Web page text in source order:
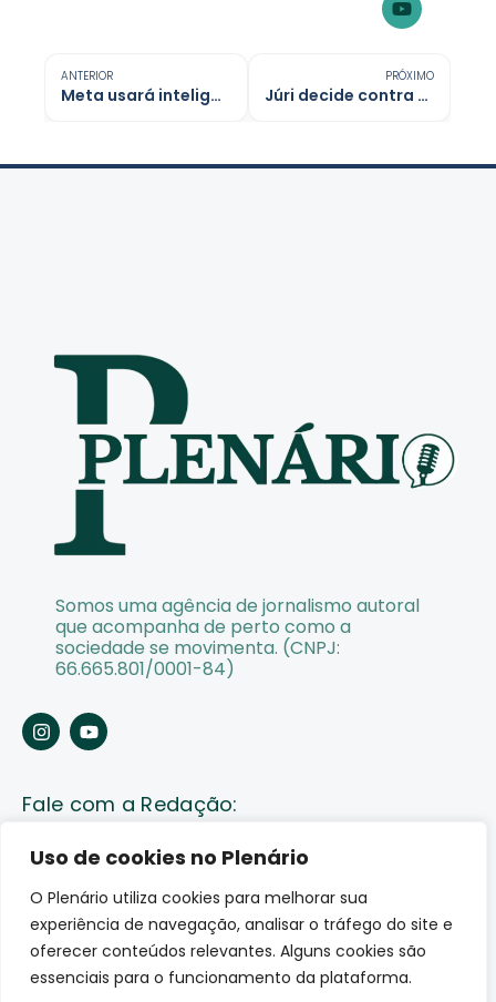
Uso de cookies no Plenário
O Plenário utiliza cookies para melhorar sua
experiência de navegação, analisar o tráfego do site e
oferecer conteúdos relevantes. Alguns cookies são
essenciais para o funcionamento da plataforma.
ANTERIOR
Meta usará inteligência artificial para identificar menores de idade
PRÓXIMO
Júri decide contra Elon Musk em processo judicial contra a OpenAI
Somos uma agência de jornalismo autoral
que acompanha de perto como a
sociedade se movimenta. (CNPJ:
66.665.801/0001-84)
Fale com a Redação:
Enviar pauta
Fale conosco
Av. Lauro Sodré, 1259. Olaria – Porto Velho (RO)
CEP: 76801-289